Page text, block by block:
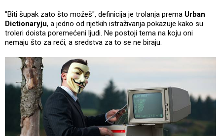
"Biti šupak zato što možeš", definicija je trolanja prema Urban
Dictionaryju, a jedno od rijetkih istraživanja pokazuje kako su
troleri doista poremećeni ljudi. Ne postoji tema na koju oni
nemaju što za reći, a sredstva za to se ne biraju.